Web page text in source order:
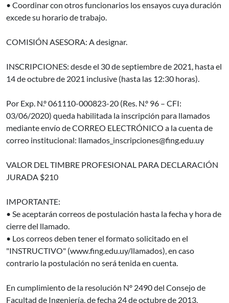
• Coordinar con otros funcionarios los ensayos cuya duración
excede su horario de trabajo.
COMISIÓN ASESORA: A designar.
INSCRIPCIONES: desde el 30 de septiembre de 2021, hasta el
14 de octubre de 2021 inclusive (hasta las 12:30 horas).
Por Exp. N.º 061110-000823-20 (Res. N.º 96 – CFI:
03/06/2020) queda habilitada la inscripción para llamados
mediante envío de CORREO ELECTRÓNICO a la cuenta de
correo institucional: llamados_inscripciones@fing.edu.uy
VALOR DEL TIMBRE PROFESIONAL PARA DECLARACIÓN
JURADA $210
IMPORTANTE:
• Se aceptarán correos de postulación hasta la fecha y hora de
cierre del llamado.
• Los correos deben tener el formato solicitado en el
"INSTRUCTIVO" (www.fing.edu.uy/llamados), en caso
contrario la postulación no será tenida en cuenta.
En cumplimiento de la resolución Nº 2490 del Consejo de
Facultad de Ingeniería, de fecha 24 de octubre de 2013,